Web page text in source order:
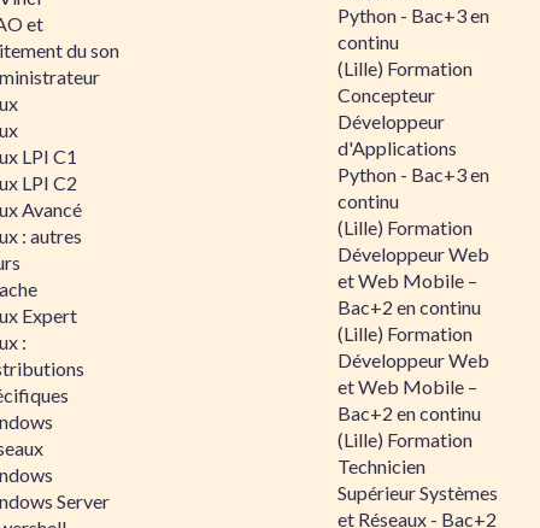
et
du son
LPI C1
LPI C2
Avancé
: autres
Expert
:
Server
Python - Bac+3 en
continu
(Lille) Formation
Concepteur
Développeur
d'Applications
Python - Bac+3 en
continu
(Lille) Formation
Développeur Web
et Web Mobile –
Bac+2 en continu
(Lille) Formation
Développeur Web
et Web Mobile –
Bac+2 en continu
(Lille) Formation
Technicien
Supérieur Systèmes
et Réseaux - Bac+2